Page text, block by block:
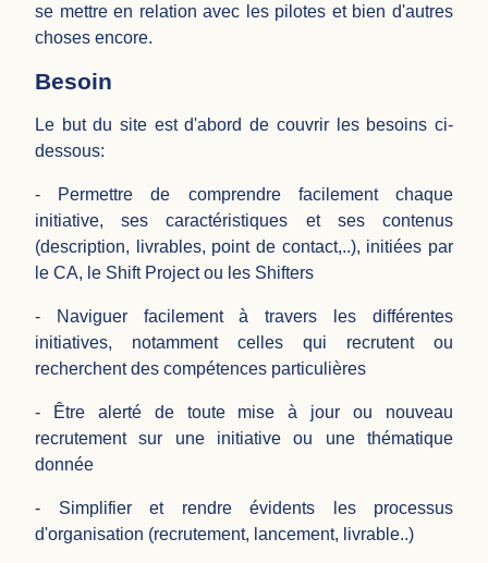
se mettre en relation avec les pilotes et bien d'autres
choses encore.
Besoin
Le but du site est d'abord de couvrir les besoins ci-
dessous:
- Permettre de comprendre facilement chaque
initiative, ses caractéristiques et ses contenus
(description, livrables, point de contact,..), initiées par
le CA, le Shift Project ou les Shifters
- Naviguer facilement à travers les différentes
initiatives, notamment celles qui recrutent ou
recherchent des compétences particulières
- Être alerté de toute mise à jour ou nouveau
recrutement sur une initiative ou une thématique
donnée
- Simplifier et rendre évidents les processus
d'organisation (recrutement, lancement, livrable..)